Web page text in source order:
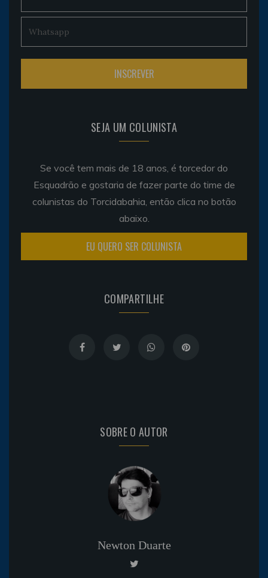
SEJA UM COLUNISTA
Se você tem mais de 18 anos, é torcedor do
Esquadrão e gostaria de fazer parte do time de
colunistas do Torcidabahia, então clica no botão
abaixo.
EU QUERO SER COLUNISTA
COMPARTILHE
SOBRE O AUTOR
Newton Duarte